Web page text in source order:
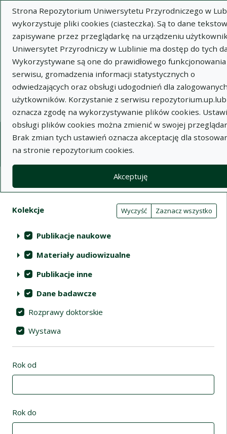
Strona Repozytorium Uniwersytetu Przyrodniczego w
wykorzystuje pliki cookies (ciasteczka). Są to dane
zapisywane przez przeglądarkę na urządzeniu
Uniwersytet Przyrodniczy w Lublinie ma dostęp do tych
Wykorzystywane są one do prawidłowego funkcjonowania
serwisu, gromadzenia informacji statystycznych o
odwiedzających oraz obsługi udogodnień dla
użytkowników. Korzystanie z serwisu
oznacza zgodę na wykorzystywanie plików cookies.
obsługi plików cookies można zmienić w swojej
Brak zmian tych ustawień oznacza akceptację dla
na stronie repozytorium cookies.
Akceptuję
Wyszukaj
Repozytorium Uniwersytetu
Przyrodniczego w Lublinie
Tabela wyników wyszukiwania
Filtry wyszukiwania (automatyczne
Akcje na kolekcjach Wyczyść Zaznacz wszystko
Kolekcje (automatyczne przeładowanie treści)
Publikacje naukowe
Materiały audiowizualne
Publikacje inne
Dane badawcze
Rozprawy doktorskie
Wystawa
Rok od
Rok do